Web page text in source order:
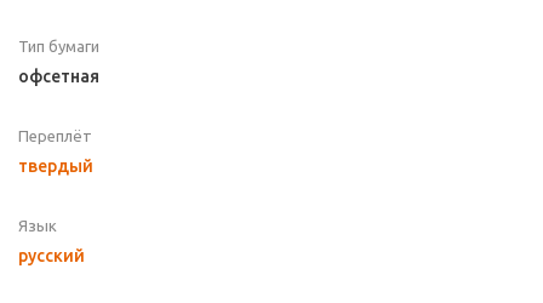
Тип бумаги
офсетная
Переплёт
твердый
Язык
русский